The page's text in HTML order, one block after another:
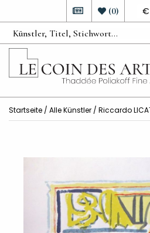
€
(0)
Startseite / Alle Künstler / Riccardo